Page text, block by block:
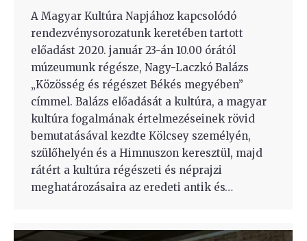
A Magyar Kultúra Napjához kapcsolódó
rendezvénysorozatunk keretében tartott
előadást 2020. január 23-án 10.00 órától
múzeumunk régésze, Nagy-Laczkó Balázs
„Közösség és régészet Békés megyében”
címmel. Balázs előadását a kultúra, a magyar
kultúra fogalmának értelmezéseinek rövid
bemutatásával kezdte Kölcsey személyén,
szülőhelyén és a Himnuszon keresztül, majd
rátért a kultúra régészeti és néprajzi
meghatározásaira az eredeti antik és…